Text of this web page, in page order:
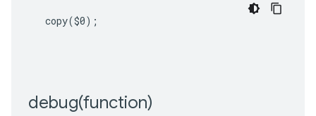
copy($0);
debug(function)